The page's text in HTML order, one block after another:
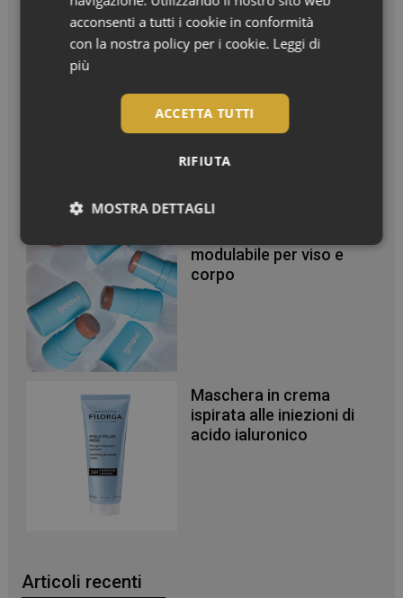
In Vetrina
capelli sempre perfetti
anche d’estate
modulabile per viso e
corpo
Maschera in crema
ispirata alle iniezioni di
acido ialuronico
Articoli recenti
acconsenti a tutti i cookie in conformità
con la nostra policy per i cookie. Leggi di
più
ACCETTA TUTTI
RIFIUTA
MOSTRA DETTAGLI
Necessari
I cookie necessari contribuiscono a rendere fruibile il
sito web abilitandone funzionalità di base quali la
navigazione sulle pagine e l'accesso alle aree
protette del sito. Il sito web non è in grado di
funzionare correttamente senza questi cookie.